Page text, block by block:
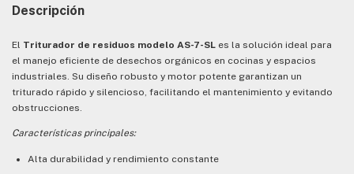
Descripción
El Triturador de residuos modelo AS-7-SL es la solución ideal para
el manejo eficiente de desechos orgánicos en cocinas y espacios
industriales. Su diseño robusto y motor potente garantizan un
triturado rápido y silencioso, facilitando el mantenimiento y evitando
obstrucciones.
Características principales:
Alta durabilidad y rendimiento constante